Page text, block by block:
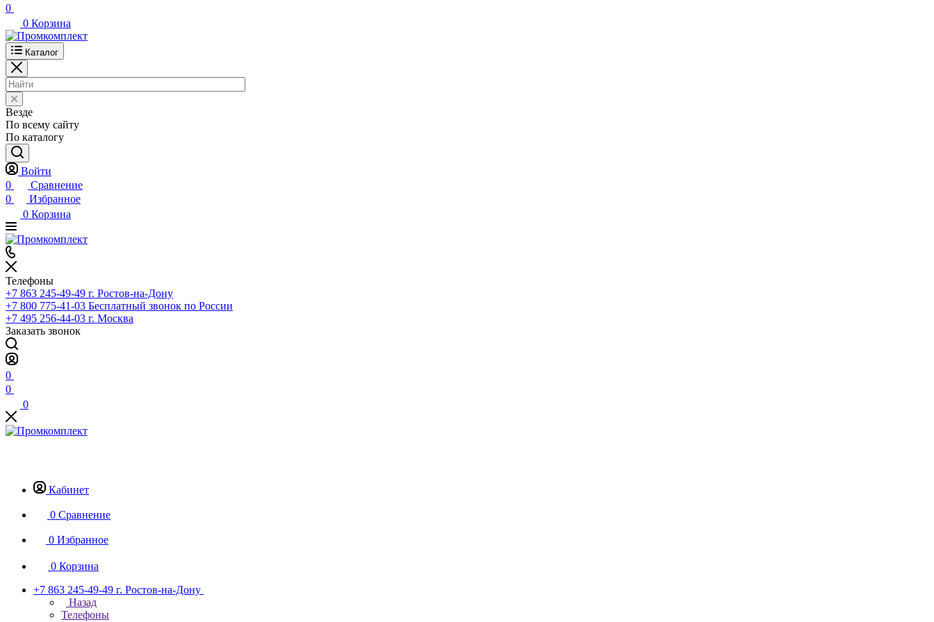
0
0 Корзина
Каталог
Везде
По всему сайту
По каталогу
Войти
0
Сравнение
0
Избранное
0 Корзина
Телефоны
+7 863 245-49-49 г. Ростов-на-Дону
+7 800 775-41-03 Бесплатный звонок по России
+7 495 256-44-03 г. Москва
Заказать звонок
0
0
0
Кабинет
0 Сравнение
0 Избранное
0 Корзина
+7 863 245-49-49 г. Ростов-на-Дону
Назад
Телефоны